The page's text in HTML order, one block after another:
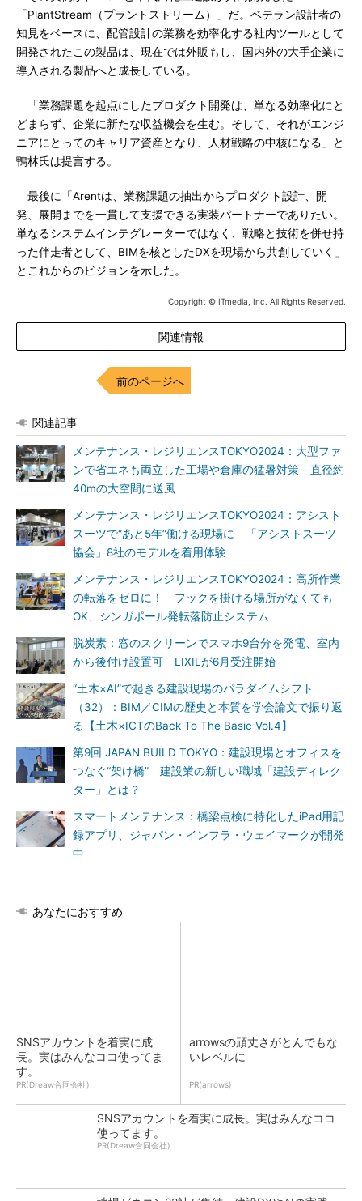
「PlantStream（プラントストリーム）」だ。ベテラン設計者の
知見をベースに、配管設計の業務を効率化する社内ツールとして
開発されたこの製品は、現在では外販もし、国内外の大手企業に
導入される製品へと成長している。
「業務課題を起点にしたプロダクト開発は、単なる効率化にと
どまらず、企業に新たな収益機会を生む。そして、それがエンジ
ニアにとってのキャリア資産となり、人材戦略の中核になる」と
鴨林氏は提言する。
最後に「Arentは、業務課題の抽出からプロダクト設計、開
発、展開までを一貫して支援できる実装パートナーでありたい。
単なるシステムインテグレーターではなく、戦略と技術を併せ持
った伴走者として、BIMを核としたDXを現場から共創していく」
とこれからのビジョンを示した。
Copyright © ITmedia, Inc. All Rights Reserved.
関連情報
前のページへ
関連記事
メンテナンス・レジリエンスTOKYO2024：大型ファ
ンで省エネも両立した工場や倉庫の猛暑対策 直径約
40mの大空間に送風
メンテナンス・レジリエンスTOKYO2024：アシスト
スーツで“あと5年”働ける現場に 「アシストスーツ
協会」8社のモデルを着用体験
メンテナンス・レジリエンスTOKYO2024：高所作業
の転落をゼロに！ フックを掛ける場所がなくても
OK、シンガポール発転落防止システム
脱炭素：窓のスクリーンでスマホ9台分を発電、室内
から後付け設置可 LIXILが6月受注開始
“土木×AI”で起きる建設現場のパラダイムシフト
（32）：BIM／CIMの歴史と本質を学会論文で振り返
る【土木×ICTのBack To The Basic Vol.4】
第9回 JAPAN BUILD TOKYO：建設現場とオフィスを
つなぐ“架け橋” 建設業の新しい職域「建設ディレク
ター」とは？
スマートメンテナンス：橋梁点検に特化したiPad用記
録アプリ、ジャパン・インフラ・ウェイマークが開発
中
あなたにおすすめ
SNSアカウントを着実に成
長。実はみんなココ使ってま
す。
PR(Dreaw合同会社)
arrowsの頑丈さがとんでもな
いレベルに
PR(arrows)
SNSアカウントを着実に成長。実はみんなココ
使ってます。
PR(Dreaw合同会社)